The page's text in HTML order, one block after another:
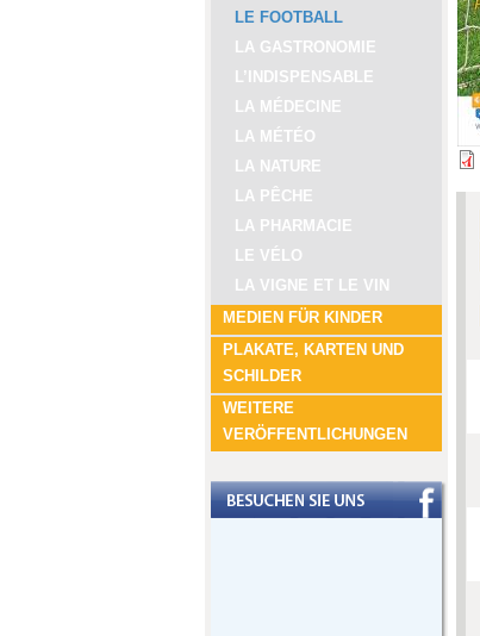
LE FOOTBALL
LA GASTRONOMIE
L’INDISPENSABLE
LA MÉDECINE
LA MÉTÉO
LA NATURE
LA PÊCHE
LA PHARMACIE
LE VÉLO
LA VIGNE ET LE VIN
MEDIEN FÜR KINDER
PLAKATE, KARTEN UND
SCHILDER
WEITERE
VERÖFFENTLICHUNGEN